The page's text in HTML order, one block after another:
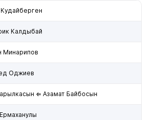
Калдыбай
Минарипов
Оджиев
⇐ Азамат Байбосын